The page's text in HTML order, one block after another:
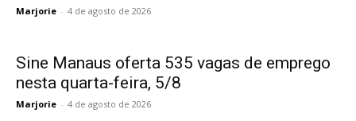
Marjorie - 4 de agosto de 2026
Sine Manaus oferta 535 vagas de emprego
nesta quarta-feira, 5/8
Marjorie - 4 de agosto de 2026